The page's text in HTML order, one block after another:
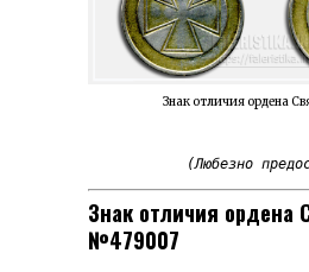
Знак отличия ордена
(Любезно
Знак отличия ордена
№479007